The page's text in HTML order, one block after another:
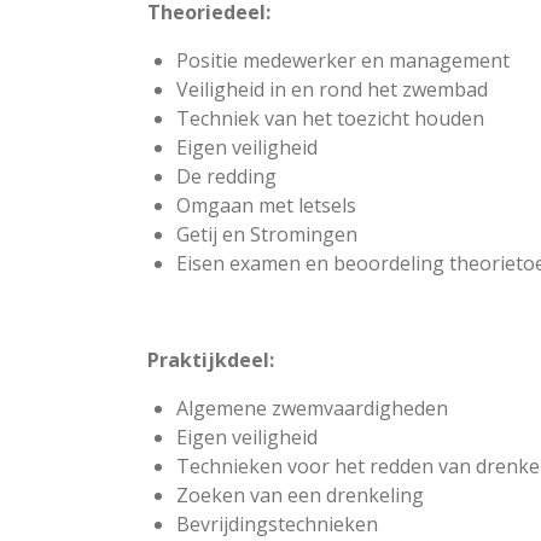
Theoriedeel:
Positie medewerker en management
Veiligheid in en rond het zwembad
Techniek van het toezicht houden
Eigen veiligheid
De redding
Omgaan met letsels
Getij en Stromingen
Eisen examen en beoordeling
Praktijkdeel:
Algemene zwemvaardigheden
Eigen veiligheid
Technieken voor het redden van
Zoeken van een drenkeling
Bevrijdingstechnieken